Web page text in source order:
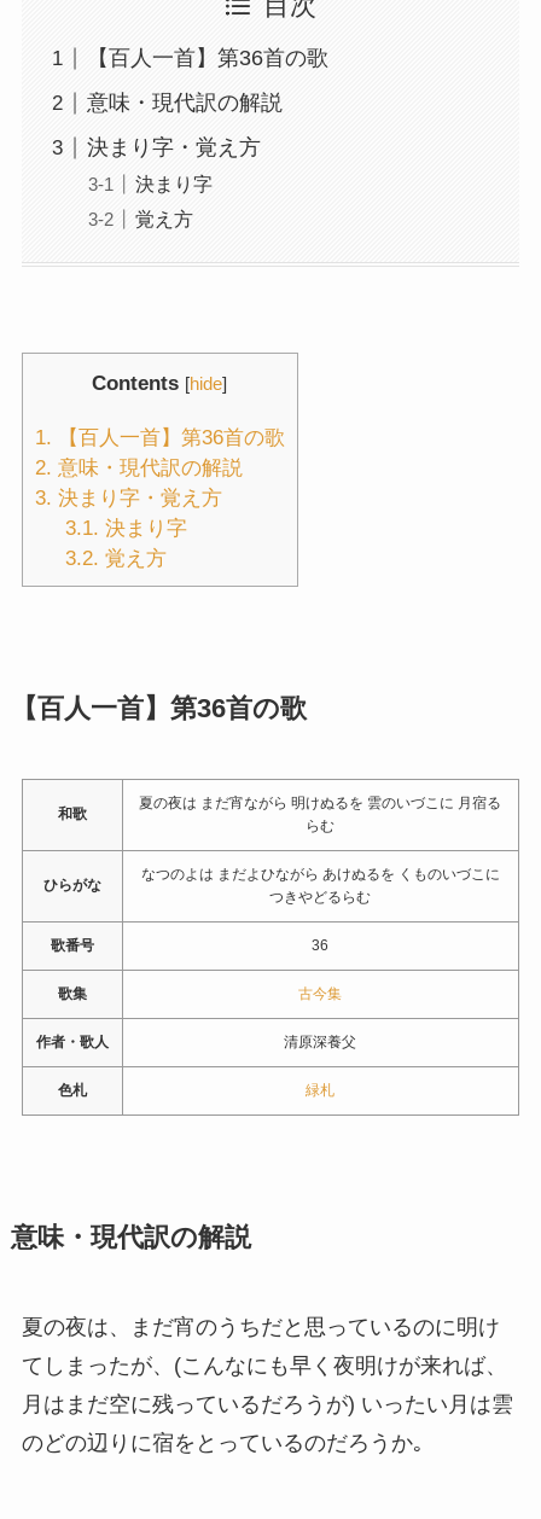
目次
【百人一首】第36首の歌
意味・現代訳の解説
決まり字・覚え方
決まり字
覚え方
Contents [hide]
1. 【百人一首】第36首の歌
2. 意味・現代訳の解説
3. 決まり字・覚え方
3.1. 決まり字
3.2. 覚え方
【百人一首】第36首の歌
和歌
夏の夜は まだ宵ながら 明けぬるを 雲のいづこに 月宿る
らむ
ひらがな
なつのよは まだよひながら あけぬるを くものいづこに
つきやどるらむ
歌番号 36
歌集 古今集
作者・歌人 清原深養父
色札 緑札
意味・現代訳の解説
夏の夜は、まだ宵のうちだと思っているのに明け
てしまったが、(こんなにも早く夜明けが来れば、
月はまだ空に残っているだろうが) いったい月は雲
のどの辺りに宿をとっているのだろうか｡